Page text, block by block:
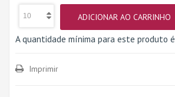
ADICIONAR AO CARRINHO
A quantidade mínima para este produto é
Imprimir